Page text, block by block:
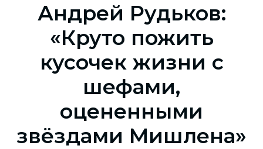
Андрей Рудьков:
«Круто пожить
кусочек жизни с
шефами,
оцененными
звёздами Мишлена»
СОБЫТИЯ
ПАРТНЕРЫ
ВАКАНСИИ
Политика и соглашение на обработку персональных
О проекте